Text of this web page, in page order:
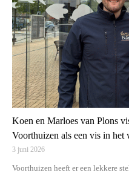
Koen en Marloes van Plons
Voorthuizen als een vis in het
3 juni 2026
Voorthuizen heeft er een lekkere